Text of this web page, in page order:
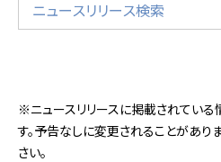
※ニュースリリースに掲載されてい
す。予告なしに変更されることがあり
さい。